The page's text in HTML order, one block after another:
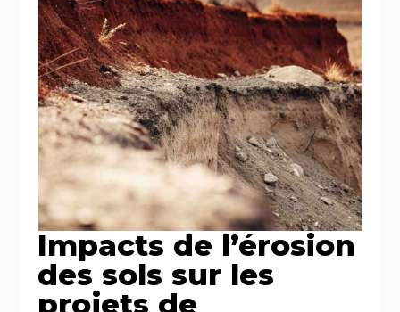
Impacts de l’érosion
des sols sur les
projets de